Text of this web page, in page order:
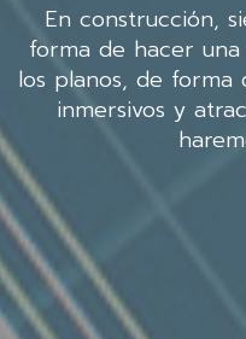
En construcción,
forma de hacer
los planos, de forma
inmersivos y